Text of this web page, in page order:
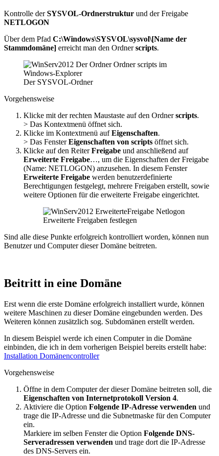
Kontrolle derSYSVOL-Ordnerstruktur und der Freigabe
NETLOGON
Über dem Pfad C:\Windows\SYSVOL\sysvol\[Name der
Stammdomäne] erreicht man den Ordnerscripts.
Der SYSVOL-Ordner
Vorgehensweise
Klicke mit der rechten Maustaste auf den Ordnerscripts.
> Das Kontextmenü öffnet sich.
Klicke im Kontextmenü aufEigenschaften.
> Das FensterEigenschaften von scripts öffnet sich.
Klicke auf den ReiterFreigabe und anschließend auf
Erweiterte Freigabe…, um die Eigenschaften der Freigabe
(Name: NETLOGON) anzusehen. In diesem Fenster
Erweiterte Freigabe werden benutzerdefinierte
Berechtigungen festgelegt, mehrere Freigaben erstellt, sowie
weitere Optionen für die erweiterte Freigabe eingerichtet.
Erweiterte Freigaben festlegen
Sind alle diese Punkte erfolgreich kontrolliert worden, können nun
Benutzer und Computer dieser Domäne beitreten.
Beitritt in eine Domäne
Erst wenn die erste Domäne erfolgreich installiert wurde, können
weitere Maschinen zu dieser Domäne eingebunden werden. Des
Weiteren können zusätzlich sog. Subdomänen erstellt werden.
In diesem Beispiel werde ich einen Computer in die Domäne
einbinden, die ich in dem vorherigen Beispiel bereits erstellt habe:
Installation Domänencontroller
Vorgehensweise
Öffne in dem Computer der dieser Domäne beitreten soll, die
Eigenschaften von Internetprotokoll Version 4.
Aktiviere die Option Folgende IP-Adresse verwenden und
trage die IP-Adresse und die Subnetmaske für den Computer
ein.
Markiere im selben Fenster die Option Folgende DNS-
Serveradressen verwenden und trage dort die IP-Adresse
des DNS-Servers ein.